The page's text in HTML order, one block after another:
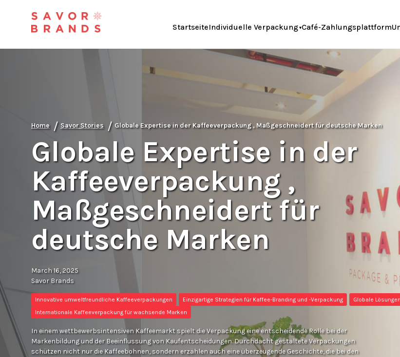
StartseiteIndividuelle Verpackung Café-Zahlungsplattform
Home / Savor Stories / Globale Expertise in der Kaffeeverpackung , Maßgeschneidert für deutsche Marken
Globale Expertise in der
Kaffeeverpackung ,
Maßgeschneidert für
deutsche Marken
March 16, 2025
Savor Brands
Innovative umweltfreundliche Kaffeeverpackungen Einzigartige Strategien für Kaffee-Branding und -Verpackung
Globale
Internationale Kaffeeverpackung für wachsende Marken
In einem wettbewerbsintensiven Kaffeemarkt spielt die Verpackung eine entscheidende Rolle bei der
Markenbildung und der Beeinflussung von Kaufentscheidungen. Durchdacht gestaltete Verpackungen
schützen nicht nur die Kaffeebohnen, sondern erzählen auch eine überzeugende Geschichte, die bei den